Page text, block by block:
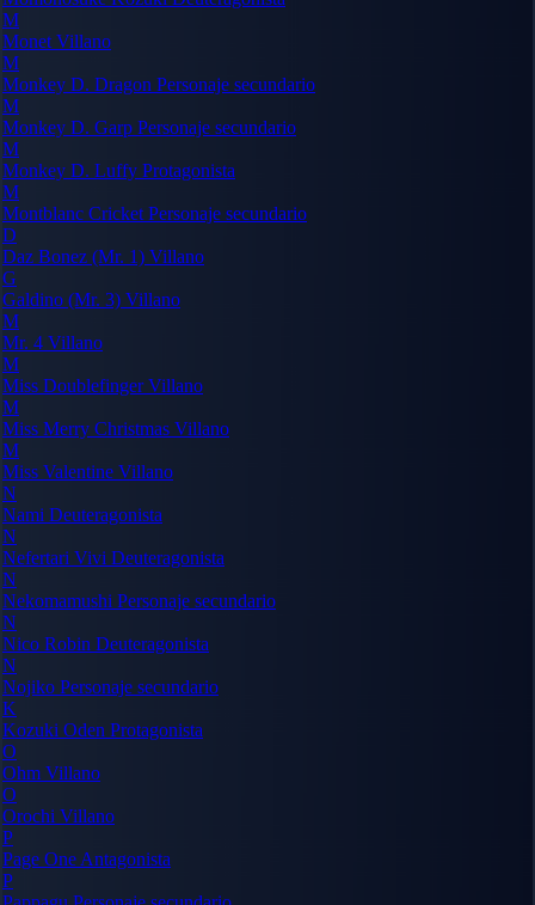
M
Monet Villano
M
Monkey D. Dragon Personaje secundario
M
Monkey D. Garp Personaje secundario
M
Monkey D. Luffy Protagonista
M
Montblanc Cricket Personaje secundario
D
Daz Bonez (Mr. 1) Villano
G
Galdino (Mr. 3) Villano
M
Mr. 4 Villano
M
Miss DoublefingerVillano
M
Miss Merry Christmas Villano
M
Miss Valentine Villano
N
Nami Deuteragonista
N
Nefertari Vivi Deuteragonista
N
Nekomamushi Personaje secundario
N
Nico Robin Deuteragonista
N
Nojiko Personaje secundario
K
Kozuki Oden Protagonista
O
Ohm Villano
O
Orochi Villano
P
Page One Antagonista
P